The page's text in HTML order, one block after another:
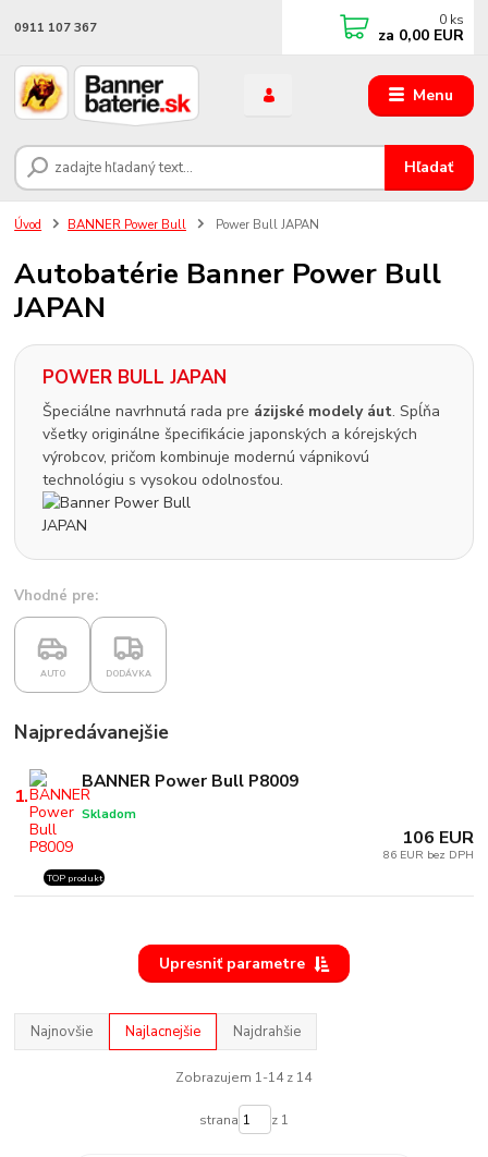
Menu
Hľadať
0911 107 367 0 ks
za 0,00 EUR
Úvod BANNER Power Bull Power Bull JAPAN
Autobatérie Banner Power Bull
JAPAN
POWER BULL JAPAN
Špeciálne navrhnutá rada pre ázijské modely áut. Spĺňa
všetky originálne špecifikácie japonských a kórejských
výrobcov, pričom kombinuje modernú vápnikovú
technológiu s vysokou odolnosťou.
Vhodné pre:
AUTO DODÁVKA
Najpredávanejšie
1.
BANNER Power Bull P8009
Skladom
TOP produkt
106 EUR
86 EUR bez DPH
Upresniť parametre
Najnovšie Najlacnejšie Najdrahšie
Zobrazujem 1-14 z 14
strana z 1